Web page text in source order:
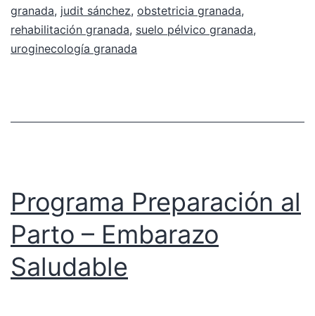
granada, judit sánchez, obstetricia granada,
rehabilitación granada, suelo pélvico granada,
uroginecología granada
Programa Preparación al
Parto – Embarazo
Saludable